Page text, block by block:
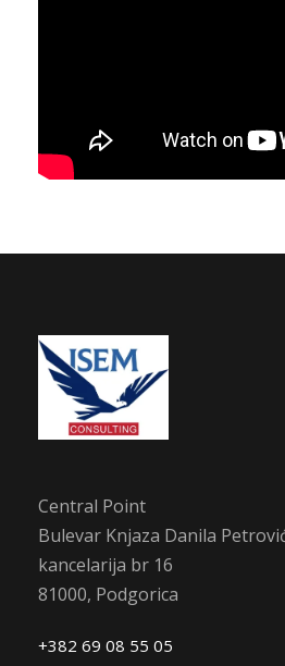
Central Point
Bulevar Knjaza Danila
kancelarija br 16
81000, Podgorica
+382 69 08 55 05